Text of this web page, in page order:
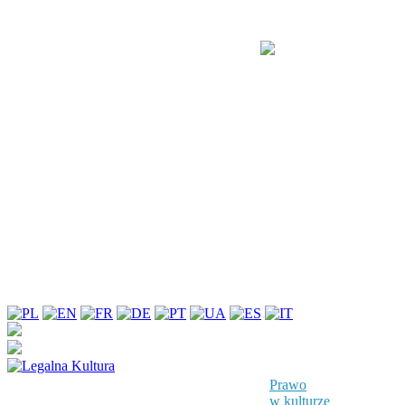
Prawo
w kulturze